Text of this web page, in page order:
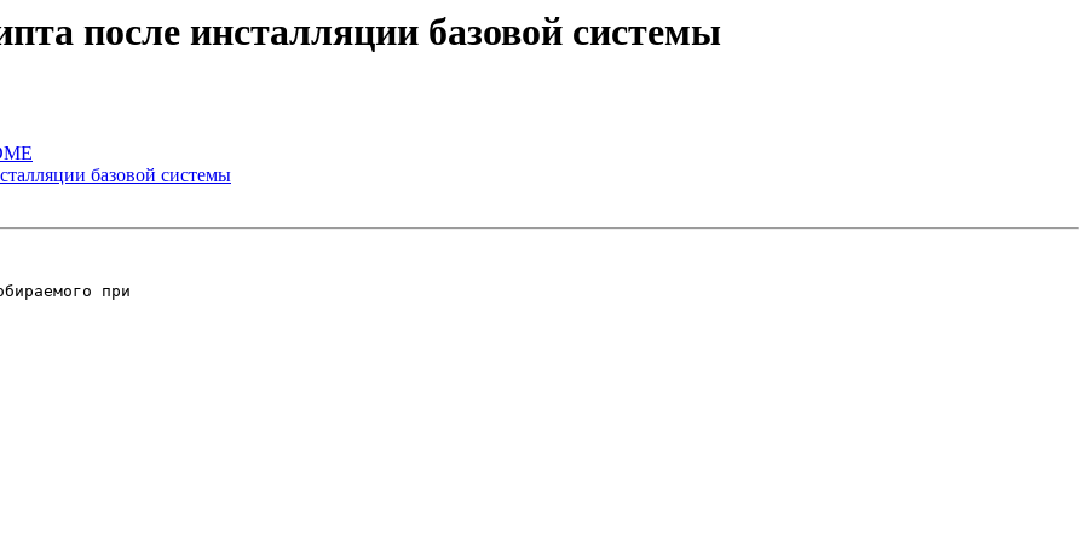
после инсталляции базовой системы
базовой системы
при